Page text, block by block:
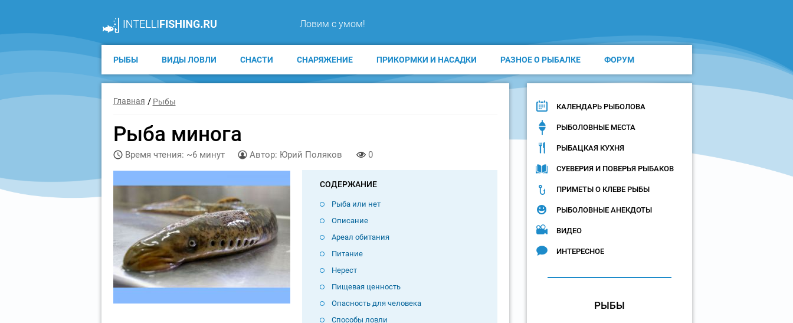
Ловим с умом!
РЫБЫ ВИДЫ ЛОВЛИ СНАСТИ СНАРЯЖЕНИЕ ПРИКОРМКИ И НАСАДКИ РАЗНОЕ О РЫБАЛКЕ ФОРУМ
Главная Рыбы
Рыба минога
Время чтения: ~6 минут Автор: Юрий Поляков 0
СОДЕРЖАНИЕ
Рыба или нет
Описание
Ареал обитания
Питание
Нерест
Пищевая ценность
Опасность для человека
Способы ловли
КАЛЕНДАРЬ РЫБОЛОВА
РЫБОЛОВНЫЕ МЕСТА
РЫБАЦКАЯ КУХНЯ
СУЕВЕРИЯ И ПОВЕРЬЯ РЫБАКОВ
ПРИМЕТЫ О КЛЕВЕ РЫБЫ
РЫБОЛОВНЫЕ АНЕКДОТЫ
ВИДЕО
ИНТЕРЕСНОЕ
РЫБЫ